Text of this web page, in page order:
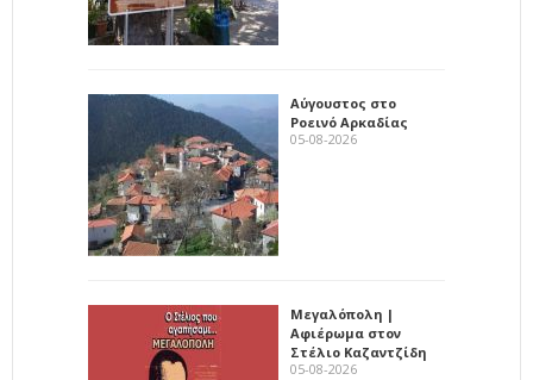
Αύγουστος στο
Ροεινό Αρκαδίας
05-08-2026
Μεγαλόπολη |
Αφιέρωμα στον
Στέλιο Καζαντζίδη
05-08-2026